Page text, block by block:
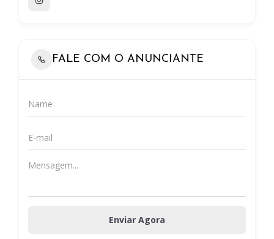
FALE COM O ANUNCIANTE
Enviar Agora